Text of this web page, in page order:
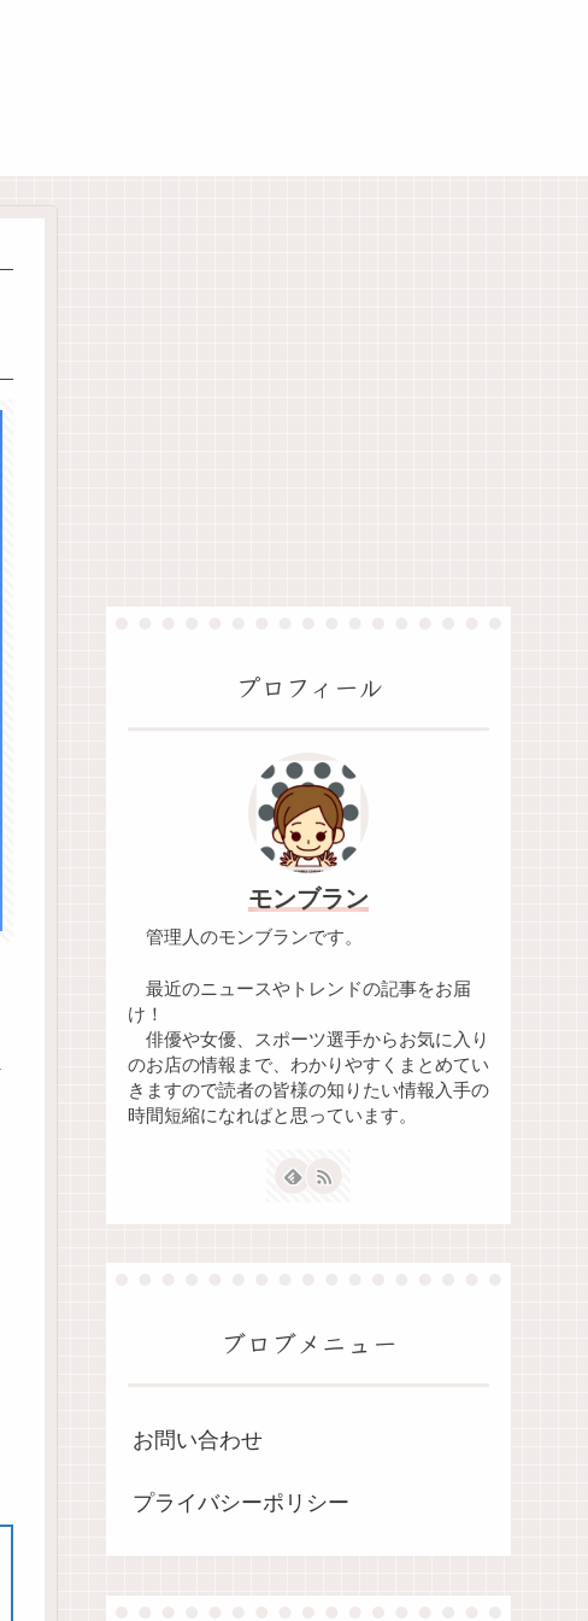
プロフィール
モンブラン
管理人のモンブランです。
最近のニュースやトレンドの記事をお届
け！
俳優や女優、スポーツ選手からお気に入り
のお店の情報まで、わかりやすくまとめてい
きますので読者の皆様の知りたい情報入手の
時間短縮になればと思っています。
ブロブメニュー
お問い合わせ
プライバシーポリシー